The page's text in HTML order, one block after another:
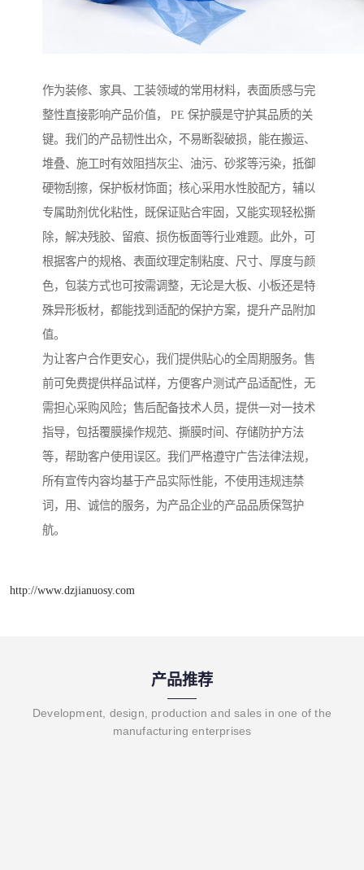
作为装修、家具、工装领域的常用材料，表面质感与完
整性直接影响产品价值， PE 保护膜是守护其品质的关
键。我们的产品韧性出众，不易断裂破损，能在搬运、
堆叠、施工时有效阻挡灰尘、油污、砂浆等污染，抵御
硬物刮擦，保护板材饰面；核心采用水性胶配方，辅以
专属助剂优化粘性，既保证贴合牢固，又能实现轻松撕
除，解决残胶、留痕、损伤板面等行业难题。此外，可
根据客户的规格、表面纹理定制粘度、尺寸、厚度与颜
色，包装方式也可按需调整，无论是大板、小板还是特
殊异形板材，都能找到适配的保护方案，提升产品附加
值。
为让客户合作更安心，我们提供贴心的全周期服务。售
前可免费提供样品试样，方便客户测试产品适配性，无
需担心采购风险；售后配备技术人员，提供一对一技术
指导，包括覆膜操作规范、撕膜时间、存储防护方法
等，帮助客户使用误区。我们严格遵守广告法律法规，
所有宣传内容均基于产品实际性能，不使用违规违禁
词，用、诚信的服务，为产品企业的产品品质保驾护
航。
http://www.dzjianuosy.com
产品推荐
Development, design, production and sales in one of the
manufacturing enterprises